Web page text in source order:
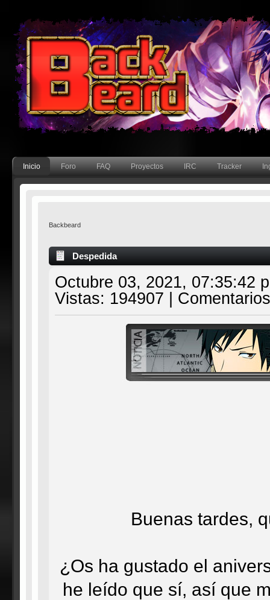
Inicio Foro FAQ Proyectos IRC Tracker
Backbeard
Despedida
Octubre 03, 2021, 07:35:42
Vistas: 194907 |
Buenas tardes,
¿Os ha gustado el
he leído que sí, así que